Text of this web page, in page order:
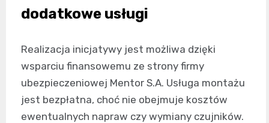
dodatkowe usługi
Realizacja inicjatywy jest możliwa dzięki
wsparciu finansowemu ze strony firmy
ubezpieczeniowej Mentor S.A. Usługa montażu
jest bezpłatna, choć nie obejmuje kosztów
ewentualnych napraw czy wymiany czujników.